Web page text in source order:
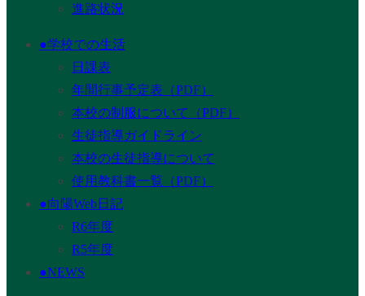
進路状況
●学校での生活
日課表
年間行事予定表（PDF）
本校の制服について（PDF）
生徒指導ガイドライン
本校の生徒指導について
使用教科書一覧（PDF）
●向陽Web日記
R6年度
R5年度
●NEWS